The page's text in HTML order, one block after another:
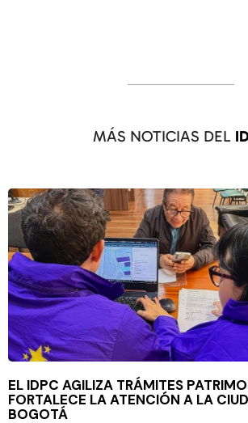
MÁS NOTICIAS DEL
EL IDPC AGILIZA TRÁMITES
FORTALECE LA ATENCIÓN A LA
BOGOTÁ